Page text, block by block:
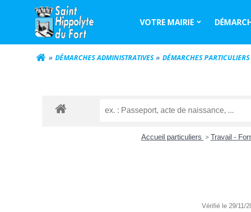
VOTRE MAIRIE
DÉMARCHES ADMINISTRATIVES DÉMARCHES PARTICULIERS
Accueil particuliers > Travail -
Vérifié le 29/11/